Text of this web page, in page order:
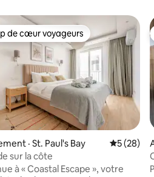
cœur voyageurs parmi les plus aimés
de cœur voyageurs
· St. Paul's Bay Note
5 (28)
sur la côte
à « Coastal Escape », votre